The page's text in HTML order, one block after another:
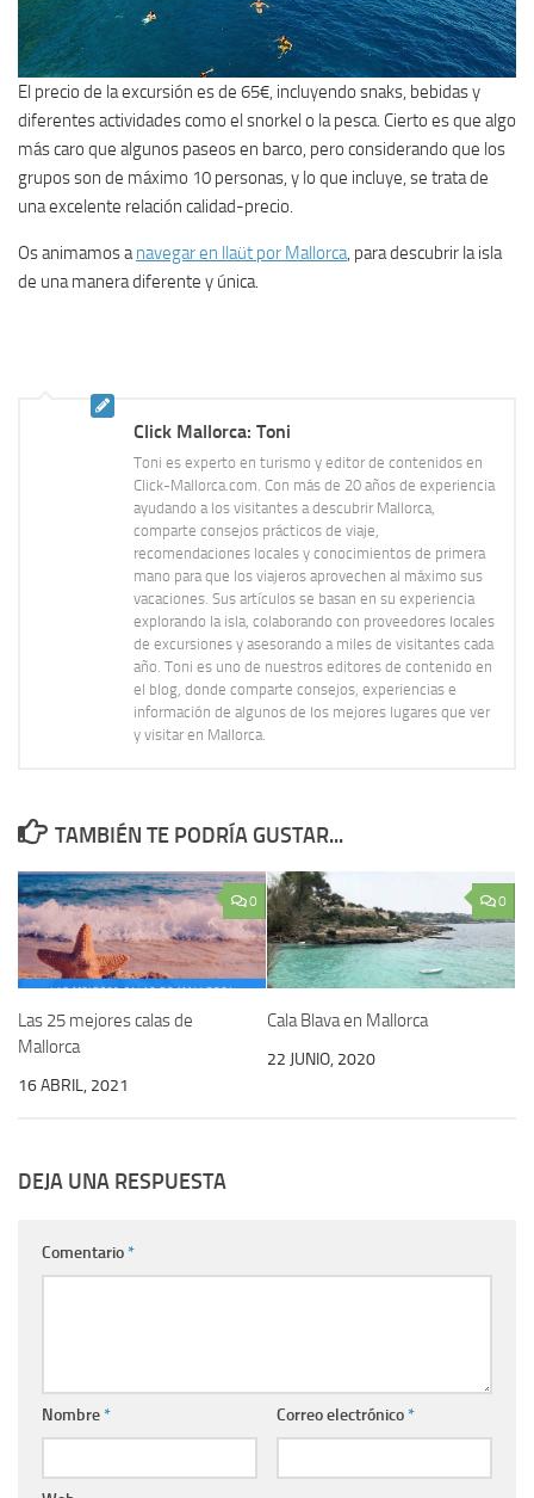
El precio de la excursión es de 65€, incluyendo snaks, bebidas y
diferentes actividades como el snorkel o la pesca. Cierto es que algo
más caro que algunos paseos en barco, pero considerando que los
grupos son de máximo 10 personas, y lo que incluye, se trata de
una excelente relación calidad-precio.
Os animamos a navegar en llaüt por Mallorca , para descubrir la isla
de una manera diferente y única.
Click Mallorca: Toni
Toni es experto en turismo y editor de contenidos en
Click-Mallorca.com. Con más de 20 años de experiencia
ayudando a los visitantes a descubrir Mallorca,
comparte consejos prácticos de viaje,
recomendaciones locales y conocimientos de primera
mano para que los viajeros aprovechen al máximo sus
vacaciones. Sus artículos se basan en su experiencia
explorando la isla, colaborando con proveedores locales
de excursiones y asesorando a miles de visitantes cada
año. Toni es uno de nuestros editores de contenido en
el blog, donde comparte consejos, experiencias e
información de algunos de los mejores lugares que ver
y visitar en Mallorca.
TAMBIÉN TE PODRÍA GUSTAR...
0
Las 25 mejores calas de
Mallorca
16 ABRIL, 2021
0
Cala Blava en Mallorca
22 JUNIO, 2020
DEJA UNA RESPUESTA
Comentario*
Nombre* Correo electrónico*